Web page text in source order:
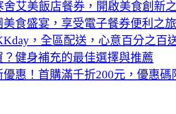
舍艾美飯店餐券，開啟美食創新
美食盛宴，享受電子餐券便利之
，全區配送，心意百分之百
健身補充的最佳選擇與推薦
惠！首購滿千折200元，優惠碼